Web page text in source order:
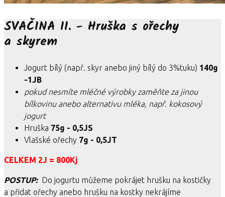
SVAČINA II. - Hruška s ořechy
a skyrem
Jogurt bílý (např. skyr anebo jiný bílý do 3%tuku) 140g
-1JB
pokud nesmíte mléčné výrobky zaměňte za jinou
bílkovinu anebo alternativu mléka, např. kokosový
jogurt
Hruška 75g - 0,5JS
Vlašské ořechy 7g - 0,5JT
CELKEM 2J = 800Kj
POSTUP: Do jogurtu můžeme pokrájet hrušku na kostičky
a přidat ořechy anebo hrušku na kostky nekrájíme